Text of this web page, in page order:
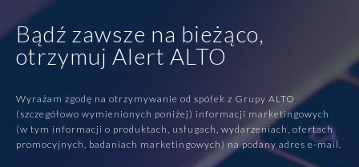
Bądź zawsze na bieżąco,
otrzymuj Alert ALTO
Wyrażam zgodę na otrzymywanie od spółek z Grupy ALTO
(szczegółowo wymienionych poniżej) informacji marketingowych
(w tym informacji o produktach, usługach, wydarzeniach, ofertach
promocyjnych, badaniach marketingowych) na podany adres e-mail.